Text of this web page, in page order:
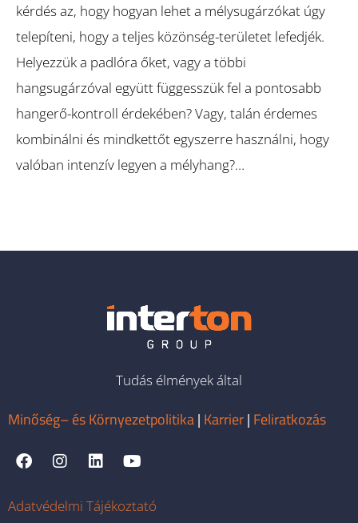
kérdés az, hogy hogyan lehet a mélysugárzókat úgy
telepíteni, hogy a teljes közönség-területet lefedjék.
Helyezzük a padlóra őket, vagy a többi
hangsugárzóval együtt függesszük fel a pontosabb
hangerő-kontroll érdekében? Vagy, talán érdemes
kombinálni és mindkettőt egyszerre használni, hogy
valóban intenzív legyen a mélyhang?…
Tudás élmények által
Minőség– és Környezetpolitika| Karrier| Feliratkozás
Adatvédelmi Tájékoztató